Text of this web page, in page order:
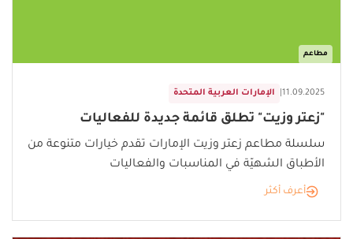
مطاعم
الإمارات العربية المتحدة 11.09.2025
"زعتر وزيت" تطلق قائمة جديدة للفعاليات
سلسلة مطاعم زعتر وزيت الإمارات تقدم خيارات متنوعة من
الأطباق الشهيّة في المناسبات والفعاليات
أعرف أكثر